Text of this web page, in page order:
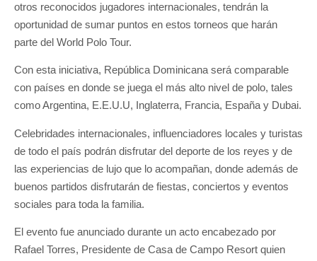
otros reconocidos jugadores internacionales, tendrán la
oportunidad de sumar puntos en estos torneos que harán
parte del World Polo Tour.
Con esta iniciativa, República Dominicana será comparable
con países en donde se juega el más alto nivel de polo, tales
como Argentina, E.E.U.U, Inglaterra, Francia, España y Dubai.
Celebridades internacionales, influenciadores locales y turistas
de todo el país podrán disfrutar del deporte de los reyes y de
las experiencias de lujo que lo acompañan, donde además de
buenos partidos disfrutarán de fiestas, conciertos y eventos
sociales para toda la familia.
El evento fue anunciado durante un acto encabezado por
Rafael Torres, Presidente de Casa de Campo Resort quien